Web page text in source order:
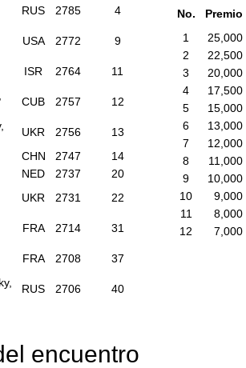
RUS 2785 4
USA 2772 9
ISR 2764 11
CUB 2757 12
UKR 2756
13
CHN 2747
14
NED 2737
20
UKR 2731 22
FRA 2714 31
FRA 2708 37
RUS 2706 40
No.
Premio
1
25,000
2
22,500
3
20,000
4
17,500
5
15,000
6
13,000
7
12,000
8
11,000
9
10,000
10
9,000
11
8,000
12
7,000
encuentro